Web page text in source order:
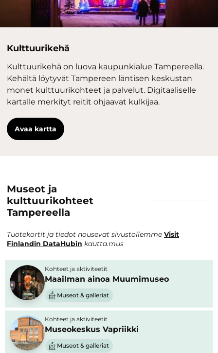
Kulttuurikehä
Kulttuurikehä on luova kaupunkialue Tampereella.
Kehältä löytyvät Tampereen läntisen keskustan
monet kulttuurikohteet ja palvelut. Digitaaliselle
kartalle merkityt reitit ohjaavat kulkijaa.
Avaa kartta
Museot ja
kulttuurikohteet
Tampereella
Tuotekortit ja tiedot nousevat sivustollemme Visit
Finlandin DataHubin kautta.mus
Kohteet ja aktiviteetit
Maailman ainoa Muumimuseo
Museot & galleriat
Kohteet ja aktiviteetit
Museokeskus Vapriikki
Museot & galleriat